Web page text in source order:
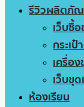
รีวิวผลิตภั
เว็บซื้
กระเ
เครื่อ
เว็บขุ
ห้องเรียน